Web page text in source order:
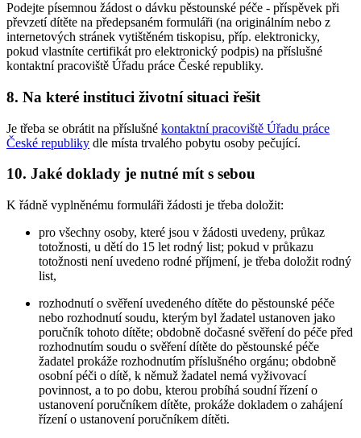
Podejte písemnou žádost o dávku pěstounské péče - příspěvek při
převzetí dítěte na předepsaném formuláři (na originálním nebo z
internetových stránek vytištěném tiskopisu, příp. elektronicky,
pokud vlastníte certifikát pro elektronický podpis) na příslušné
kontaktní pracoviště Úřadu práce České republiky.
8. Na které instituci životní situaci řešit
Je třeba se obrátit na příslušné kontaktní pracoviště Úřadu práce
České republiky dle místa trvalého pobytu osoby pečující.
10. Jaké doklady je nutné mít s sebou
K řádně vyplněnému formuláři žádosti je třeba doložit:
pro všechny osoby, které jsou v žádosti uvedeny, průkaz
totožnosti, u dětí do 15 let rodný list; pokud v průkazu
totožnosti není uvedeno rodné příjmení, je třeba doložit rodný
list,
rozhodnutí o svěření uvedeného dítěte do pěstounské péče
nebo rozhodnutí soudu, kterým byl žadatel ustanoven jako
poručník tohoto dítěte; obdobně dočasné svěření do péče před
rozhodnutím soudu o svěření dítěte do pěstounské péče
žadatel prokáže rozhodnutím příslušného orgánu; obdobně
osobní péči o dítě, k němuž žadatel nemá vyživovací
povinnost, a to po dobu, kterou probíhá soudní řízení o
ustanovení poručníkem dítěte, prokáže dokladem o zahájení
řízení o ustanovení poručníkem dítěti.